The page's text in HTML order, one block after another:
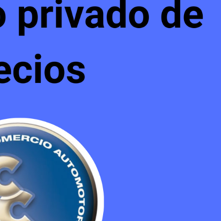
Las
Forma de
03/08/2026
CCA News. Todas Las
Semanas. Una Nueva Forma de